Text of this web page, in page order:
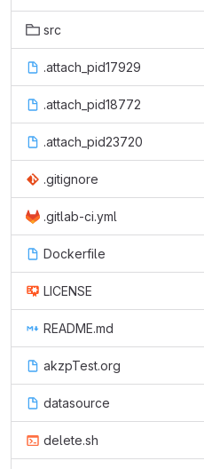
src
.attach_pid17929
.attach_pid18772
.attach_pid23720
.gitignore
.gitlab-ci.yml
Dockerfile
LICENSE
README.md
akzpTest.org
datasource
delete.sh